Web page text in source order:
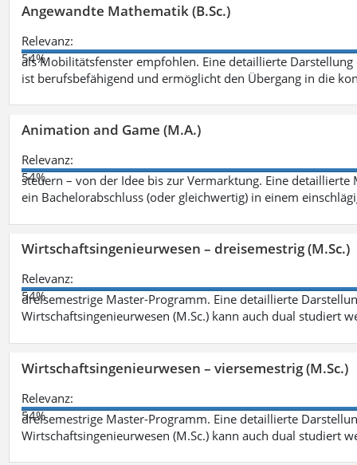
Angewandte Mathematik (B.Sc.)
Relevanz:
54%
als Mobilitätsfenster empfohlen. Eine detaillierte
ist berufsbefähigend und ermöglicht den Übergang in die
Animation and Game (M.A.)
Relevanz:
54%
steuern – von der Idee bis zur Vermarktung. Eine
ein Bachelorabschluss (oder gleichwertig) in einem
Wirtschaftsingenieurwesen – dreisemestrig (M.Sc.)
Relevanz:
54%
dreisemestrige Master-Programm. Eine detaillierte
Wirtschaftsingenieurwesen (M.Sc.) kann auch dual studiert
Wirtschaftsingenieurwesen – viersemestrig (M.Sc.)
Relevanz:
54%
dreisemestrige Master-Programm. Eine detaillierte
Wirtschaftsingenieurwesen (M.Sc.) kann auch dual studiert